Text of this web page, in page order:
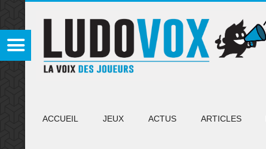
ACCUEIL JEUX ACTUS ARTICLES